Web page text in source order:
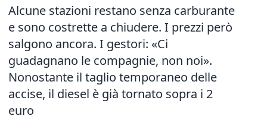
Alcune stazioni restano senza carburante
e sono costrette a chiudere. I prezzi però
salgono ancora. I gestori: «Ci
guadagnano le compagnie, non noi».
Nonostante il taglio temporaneo delle
accise, il diesel è già tornato sopra i 2
euro